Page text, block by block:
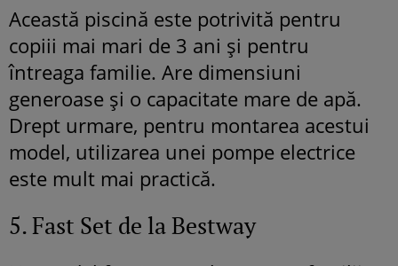
Această piscină este potrivită pentru
copiii mai mari de 3 ani și pentru
întreaga familie. Are dimensiuni
generoase și o capacitate mare de apă.
Drept urmare, pentru montarea acestui
model, utilizarea unei pompe electrice
este mult mai practică.
5. Fast Set de la Bestway